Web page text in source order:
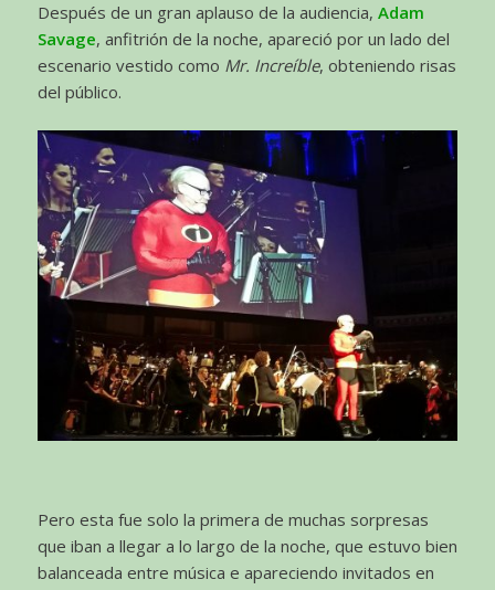
Después de un gran aplauso de la audiencia, Adam
Savage, anfitrión de la noche, apareció por un lado del
escenario vestido como Mr. Increíble, obteniendo risas
del público.
Pero esta fue solo la primera de muchas sorpresas
que iban a llegar a lo largo de la noche, que estuvo bien
balanceada entre música e apareciendo invitados en